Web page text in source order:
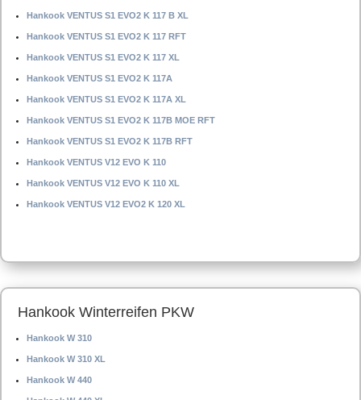
Hankook VENTUS S1 EVO2 K 117 B XL
Hankook VENTUS S1 EVO2 K 117 RFT
Hankook VENTUS S1 EVO2 K 117 XL
Hankook VENTUS S1 EVO2 K 117A
Hankook VENTUS S1 EVO2 K 117A XL
Hankook VENTUS S1 EVO2 K 117B MOE RFT
Hankook VENTUS S1 EVO2 K 117B RFT
Hankook VENTUS V12 EVO K 110
Hankook VENTUS V12 EVO K 110 XL
Hankook VENTUS V12 EVO2 K 120 XL
Hankook Winterreifen PKW
Hankook W 310
Hankook W 310 XL
Hankook W 440